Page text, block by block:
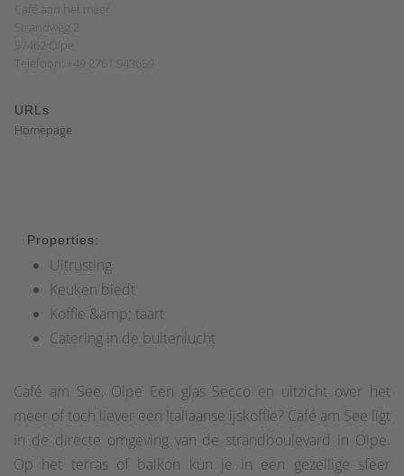
Café aan het meer
Strandweg 2
57462 Olpe
Telefoon: +49 2761 943659
URLs
Homepage
Properties:
Uitrusting
Keuken biedt
Koffie &amp; taart
Catering in de buitenlucht
Café am See, Olpe Een glas Secco en uitzicht over het
meer of toch liever een Italiaanse ijskoffie? Café am See ligt
in de directe omgeving van de strandboulevard in Olpe.
Op het terras of balkon kun je in een gezellige sfeer